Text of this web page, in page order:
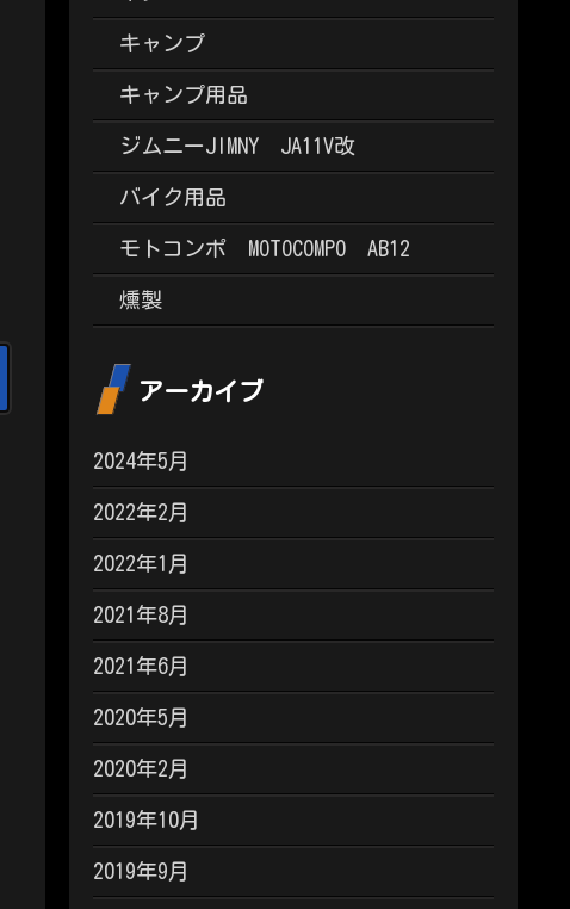
キャンプ
キャンプ用品
ジムニーJIMNY JA11V改
バイク用品
モトコンポ MOTOCOMPO AB12
燻製
アーカイブ
2024年5月
2022年2月
2022年1月
2021年8月
2021年6月
2020年5月
2020年2月
2019年10月
2019年9月